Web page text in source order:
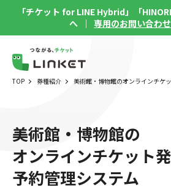
「チケット for LINE Hybrid」「
へ ｜ 専用のお問い合わ
TOP 券種紹介 美術館・博物館のオンラインチケ
美術館・博物館の
オンラインチケット
予約管理システム